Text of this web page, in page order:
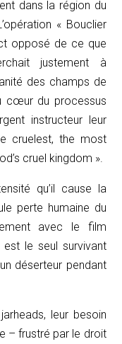
dans la région du
« Bouclier
opposé de ce que
justement à
des champs de
cœur du processus
instructeur leur
cruelest, the most
cruel kingdom ».
qu’il cause la
perte humaine du
avec le film
est le seul survivant
déserteur pendant
jarheads, leur besoin
– frustré par le droit